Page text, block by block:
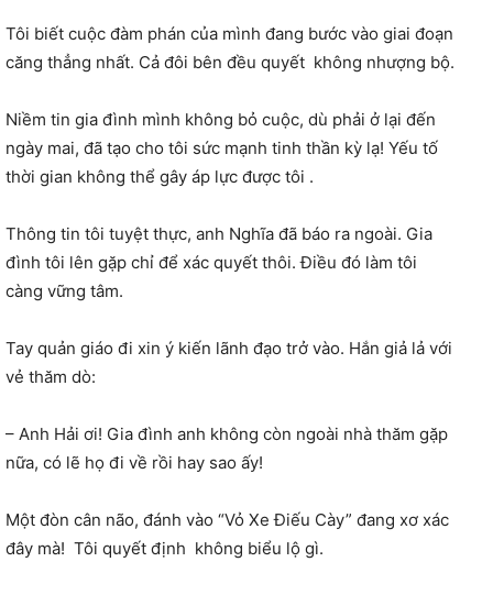
Tôi biết cuộc đàm phán của mình đang bước vào giai đoạn
căng thẳng nhất. Cả đôi bên đều quyết không nhượng bộ.
Niềm tin gia đình mình không bỏ cuộc, dù phải ở lại đến
ngày mai, đã tạo cho tôi sức mạnh tinh thần kỳ lạ! Yếu tố
thời gian không thể gây áp lực được tôi .
Thông tin tôi tuyệt thực, anh Nghĩa đã báo ra ngoài. Gia
đình tôi lên gặp chỉ để xác quyết thôi. Điều đó làm tôi
càng vững tâm.
Tay quản giáo đi xin ý kiến lãnh đạo trở vào. Hắn giả lả với
vẻ thăm dò:
– Anh Hải ơi! Gia đình anh không còn ngoài nhà thăm gặp
nữa, có lẽ họ đi về rồi hay sao ấy!
Một đòn cân não, đánh vào “Vỏ Xe Điếu Cày” đang xơ xác
đây mà! Tôi quyết định không biểu lộ gì.